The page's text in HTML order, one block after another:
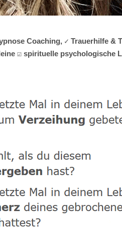
Coaching, ✓ Trauerhilfe
☑️ spirituelle